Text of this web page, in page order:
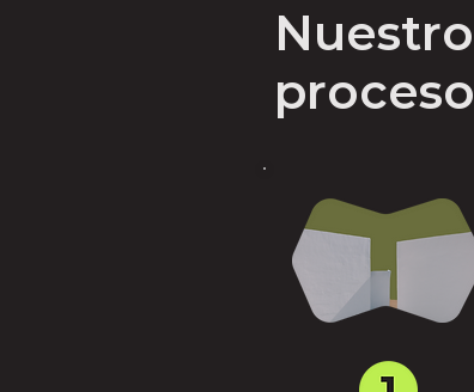
Nuestro
proceso